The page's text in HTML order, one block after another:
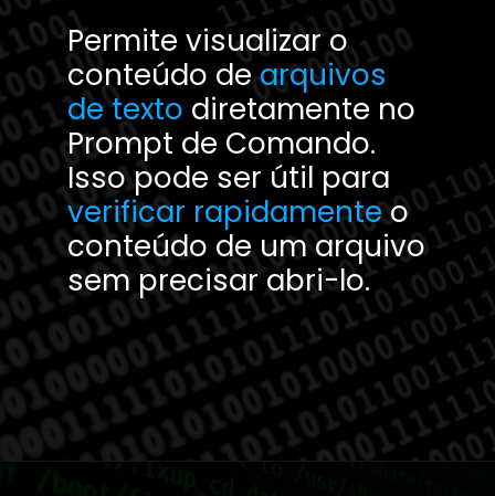
Permite visualizar o
conteúdo dearquivos
de texto diretamente no
Prompt de Comando.
Isso pode ser útil para
verificar rapidamenteo
conteúdo de um arquivo
sem precisar abri-lo.